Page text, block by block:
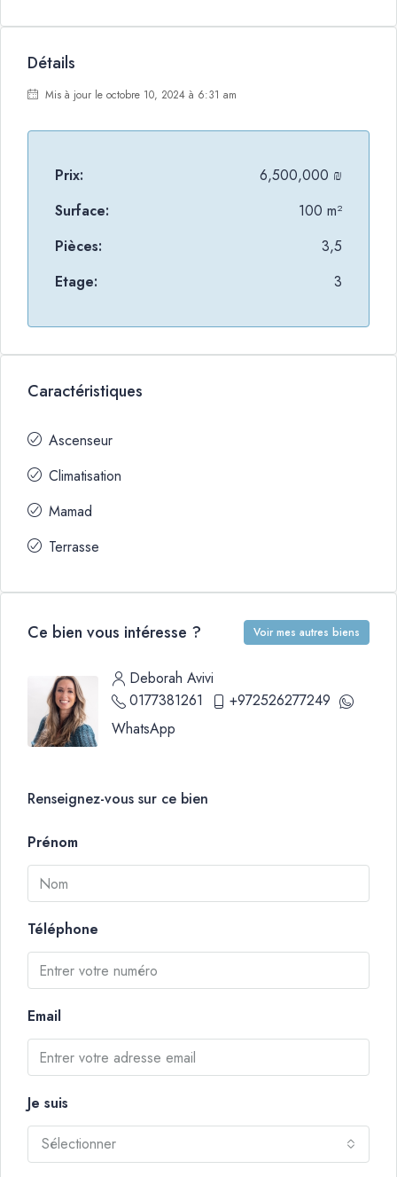
Détails
Mis à jour le octobre 10, 2024 à 6:31 am
Prix:
6,500,000 ₪
Surface:
100 m²
Pièces:
3,5
Etage:
3
Caractéristiques
Ascenseur
Climatisation
Mamad
Terrasse
Ce bien vous intéresse ? Voir mes autres biens
Deborah Avivi
0177381261
+972526277249
WhatsApp
Renseignez-vous sur ce bien
Prénom
Téléphone
Email
Je suis
Sélectionner